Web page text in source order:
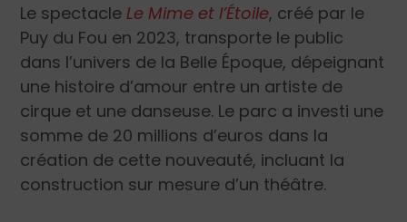
Le spectacleLe Mime et l’Étoile, créé par le
Puy du Fou en 2023, transporte le public
dans l’univers de la Belle Époque, dépeignant
une histoire d’amour entre un artiste de
cirque et une danseuse. Le parc a investi une
somme de 20 millions d’euros dans la
création de cette nouveauté, incluant la
construction sur mesure d’un théâtre.